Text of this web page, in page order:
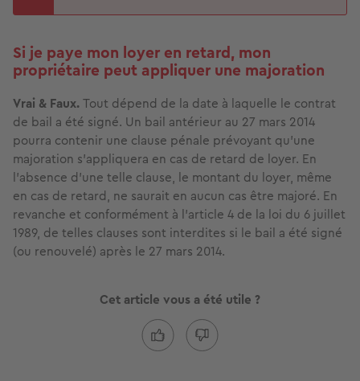
Si je paye mon loyer en retard, mon
propriétaire peut appliquer une majoration
Vrai & Faux.Tout dépend de la date à laquelle le contrat
de bail a été signé. Un bail antérieur au 27 mars 2014
pourra contenir une clause pénale prévoyant qu’une
majoration s’appliquera en cas de retard de loyer. En
l’absence d’une telle clause, le montant du loyer, même
en cas de retard, ne saurait en aucun cas être majoré. En
revanche et conformément à l'article 4 de la loi du 6 juillet
1989, de telles clauses sont interdites si le bail a été signé
(ou renouvelé) après le 27 mars 2014.
Cet article vous a été utile ?